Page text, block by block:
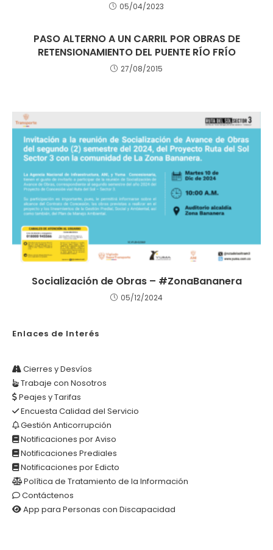
05/04/2023
PASO ALTERNO A UN CARRIL POR OBRAS DE
RETENSIONAMIENTO DEL PUENTE RÍO FRÍO
27/08/2015
Socialización de Obras – #ZonaBananera
05/12/2024
Enlaces de Interés
Cierres y Desvíos
Trabaje con Nosotros
Peajes y Tarifas
Encuesta Calidad del Servicio
Gestión Anticorrupción
Notificaciones por Aviso
Notificaciones Prediales
Notificaciones por Edicto
Política de Tratamiento de la Información
Contáctenos
App para Personas con Discapacidad